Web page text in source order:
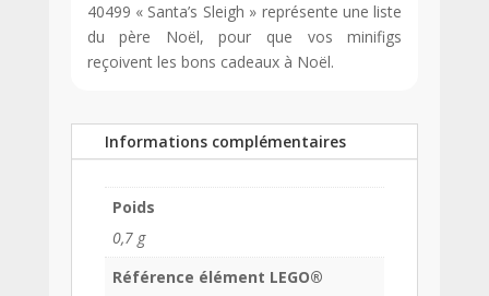
40499 « Santa’s Sleigh » représente une liste
du père Noël, pour que vos minifigs
reçoivent les bons cadeaux à Noël.
Informations complémentaires
Poids
0,7 g
Référence élément LEGO®